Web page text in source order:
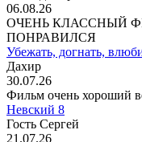
06.08.26
ОЧЕНЬ КЛАССНЫЙ
ПОНРАВИЛСЯ
Убежать, догнать,
Дахир
30.07.26
Фильм очень хороший
Невский 8
Гость Сергей
21.07.26